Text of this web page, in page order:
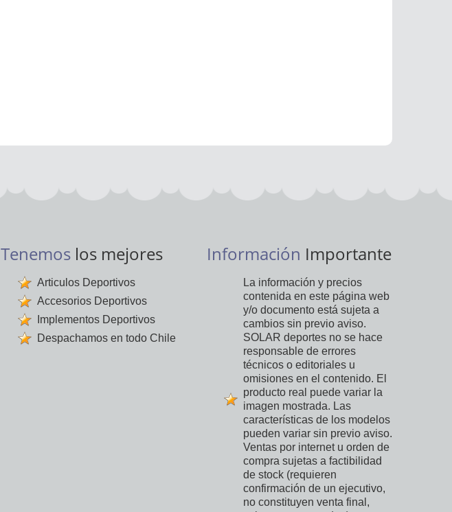
Tenemos los mejores
Articulos Deportivos
Accesorios Deportivos
Implementos Deportivos
Despachamos en todo Chile
Información Importante
La información y precios
contenida en este página web
y/o documento está sujeta a
cambios sin previo aviso.
SOLAR deportes no se hace
responsable de errores
técnicos o editoriales u
omisiones en el contenido. El
producto real puede variar la
imagen mostrada. Las
características de los modelos
pueden variar sin previo aviso.
Ventas por internet u orden de
compra sujetas a factibilidad
de stock (requieren
confirmación de un ejecutivo,
no constituyen venta final,